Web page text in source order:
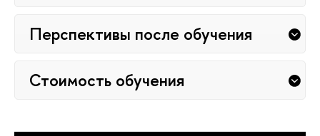
Перспективы после обучения
Стоимость обучения